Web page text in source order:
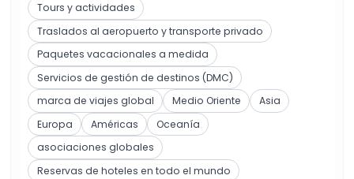
Tours y actividades
Traslados al aeropuerto y transporte privado
Paquetes vacacionales a medida
Servicios de gestión de destinos (DMC)
marca de viajes global
Medio Oriente
Asia
Europa
Américas
Oceanía
asociaciones globales
Reservas de hoteles en todo el mundo